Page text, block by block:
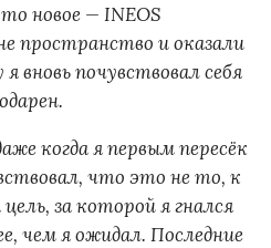
новое — INEOS
пространство и оказали
я вновь почувствовал себя
когда я первым пересёк
что это не то, к
за которой я гнался
чем я ожидал. Последние